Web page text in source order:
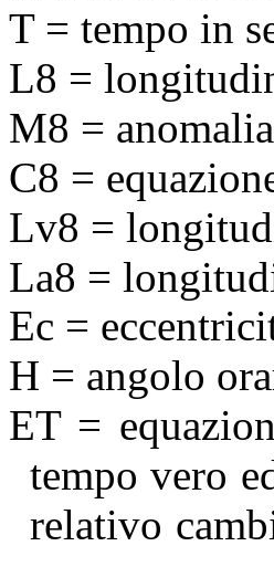
T = tempo in
L8 =
M8 =
C8 =
Lv8 =
La8 =
Ec =
H = angolo
ET =
tempo vero
relativo